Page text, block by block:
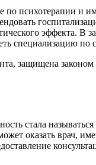
психотерапии и
эффекта.
специализацию по
защищена
стала называться
оказать врач,